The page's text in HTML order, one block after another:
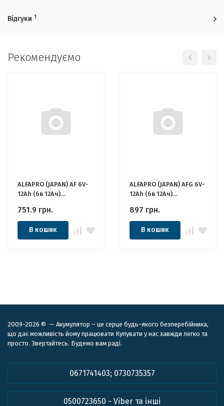
Відгуки 1
Рекомендуємо
ALFAPRO (JAPAN) AF 6V-
12Ah (6в 12Ач)
751.9 грн.
В кошик
ALFAPRO (JAPAN) AFG 6V-
12Ah (6в 12Ач)
897 грн.
В кошик
2009-2026 © — Акумулятор – це серце будь-якого безперебійника,
що дає можливість йому працювати Купувати у нас завжди легко та
просто. Звертайтесь. Будемо вам раді.
0671741403; 0730735357
0500723650 - Viber та інші